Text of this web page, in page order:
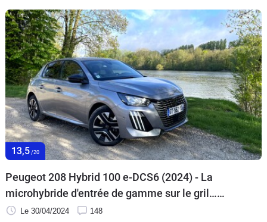
d'achat
Electriques
Utilitaires
Flottes
Auto
Services
Forum
Moto
13,5 /20
Peugeot 208 Hybrid 100 e-DCS6 (2024) - La
microhybride d'entrée de gamme sur le gril…
(Essai)Le 30/04/2024 148